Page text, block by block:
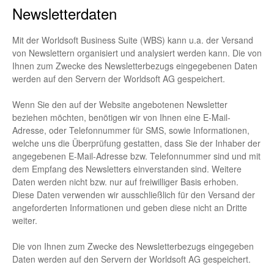
Newsletterdaten
Mit der Worldsoft Business Suite (WBS) kann u.a. der Versand
von Newslettern organisiert und analysiert werden kann. Die von
Ihnen zum Zwecke des Newsletterbezugs eingegebenen Daten
werden auf den Servern der Worldsoft AG gespeichert.
Wenn Sie den auf der Website angebotenen Newsletter
beziehen möchten, benötigen wir von Ihnen eine E-Mail-
Adresse, oder Telefonnummer für SMS, sowie Informationen,
welche uns die Überprüfung gestatten, dass Sie der Inhaber der
angegebenen E-Mail-Adresse bzw. Telefonnummer sind und mit
dem Empfang des Newsletters einverstanden sind. Weitere
Daten werden nicht bzw. nur auf freiwilliger Basis erhoben.
Diese Daten verwenden wir ausschließlich für den Versand der
angeforderten Informationen und geben diese nicht an Dritte
weiter.
Die von Ihnen zum Zwecke des Newsletterbezugs eingegeben
Daten werden auf den Servern der Worldsoft AG gespeichert.